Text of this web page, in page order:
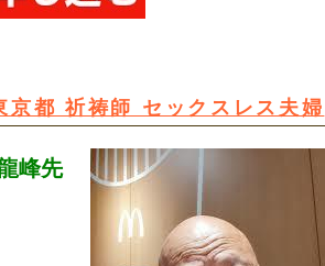
都 祈祷師 セックスレス夫婦
峰先